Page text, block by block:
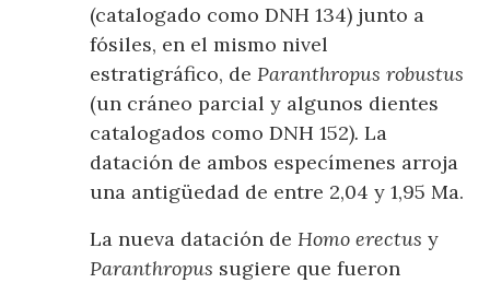
(catalogado como DNH 134) junto a
fósiles, en el mismo nivel
estratigráfico, deParanthropus robustus
(un cráneo parcial y algunos dientes
catalogados como DNH 152). La
datación de ambos especímenes arroja
una antigüedad de entre 2,04 y 1,95 Ma.
La nueva datación deHomo erectus y
Paranthropus sugiere que fueron